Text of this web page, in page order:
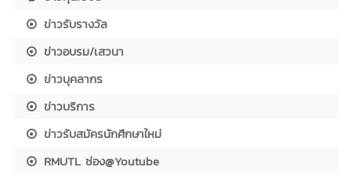
ข่าวรับรางวัล
ข่าวอบรม/เสวนา
ข่าวบุคลากร
ข่าวบริการ
ข่าวรับสมัครนักศึกษาใหม่
RMUTL ช่อง@Youtube